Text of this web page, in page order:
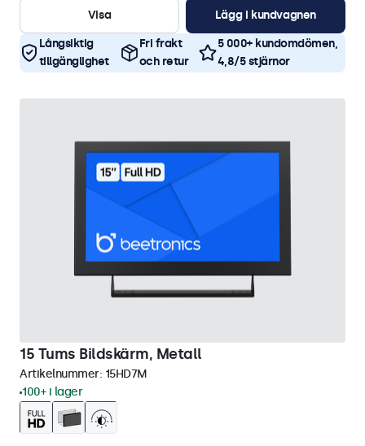
Visa
Lägg i kundvagnen
Långsiktig
tillgänglighet
Fri frakt
och retur
5 000+ kundomdömen,
4,8/5 stjärnor
15 Tums Bildskärm, Metall
Artikelnummer: 15HD7M
100+ i lager